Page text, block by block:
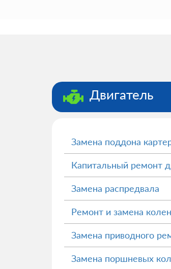
Двигатель
Замена поддона
Капитальный ремонт
Замена распредвала
Ремонт и замена
Замена приводного
Замена поршневых